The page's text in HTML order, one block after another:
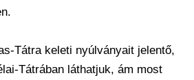
Tátra keleti nyúlványait jelentő,
Tátrában láthatjuk, ám most